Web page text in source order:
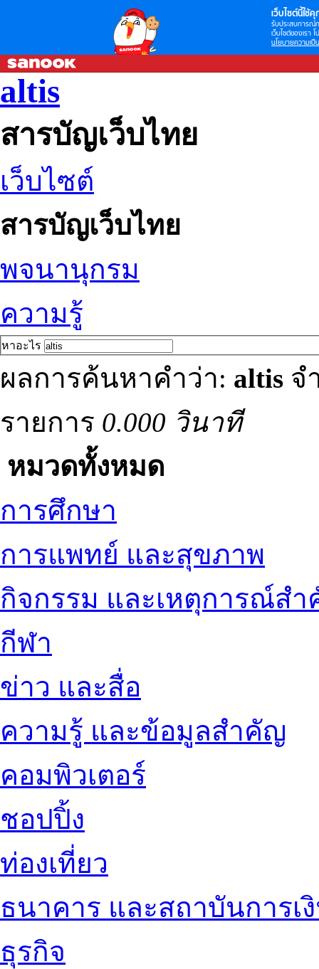
เว็บไซต์นี้ใช้คุ
รับประสบการณ์
เว็บไซต์ของเรา
นโยบายความเป็
altis
สารบัญเว็บไทย
เว็บไซต์
สารบัญเว็บไทย
พจนานุกรม
ความรู้
หาอะไร
ผลการค้นหาคำว่า: altis จ
รายการ 0.000 วินาที
หมวดทั้งหมด
การศึกษา
การแพทย์ และสุขภาพ
กิจกรรม และเหตุการณ์ส
กีฬา
ข่าว และสื่อ
ความรู้ และข้อมูลสำคัญ
คอมพิวเตอร์
ชอปปิ้ง
ท่องเที่ยว
ธนาคาร และสถาบันการเ
ธุรกิจ